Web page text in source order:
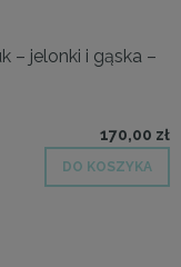
– jelonki i gąska –
170,00 zł
DO KOSZYKA